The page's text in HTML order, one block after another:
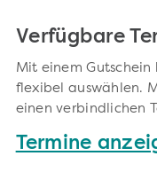
Verfügbare
Mit einem Gutschein
flexibel auswählen.
einen verbindlichen
Termine